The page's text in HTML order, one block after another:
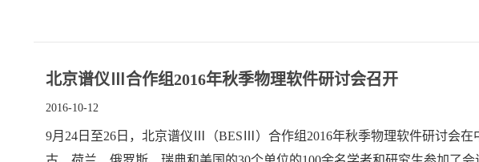
北京谱仪Ⅲ合作组2016年秋季物理软件研讨会召开
2016-10-12
9月24日至26日，北京谱仪Ⅲ（BESⅢ）合作组2016年秋季物理软件研讨会